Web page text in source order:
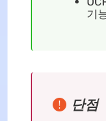
기
단점